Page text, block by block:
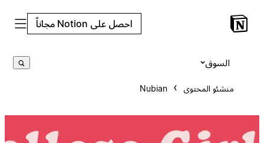
احصل على Notion مجاناً
منشئو المحتوى Nubian